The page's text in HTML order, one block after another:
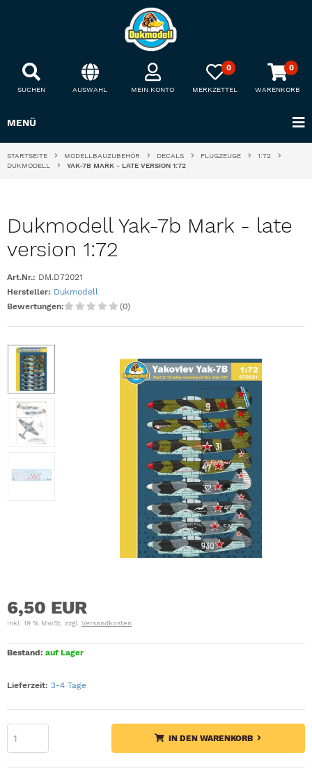
SUCHEN AUSWAHL MEIN KONTO
0
MERKZETTEL
0
WARENKORB
MENÜ
STARTSEITE MODELLBAUZUBEHÖR DECALS FLUGZEUGE
1:72
DUKMODELL
YAK-7B MARK - LATE VERSION 1:72
Dukmodell Yak-7b Mark - late
version 1:72
Art.Nr.: DM.D72021
Hersteller: Dukmodell
Bewertungen:
(0)
6,50 EUR
inkl. 19 % MwSt. zzgl. Versandkosten
Bestand: auf Lager
Lieferzeit: 3-4 Tage
IN DEN WARENKORB